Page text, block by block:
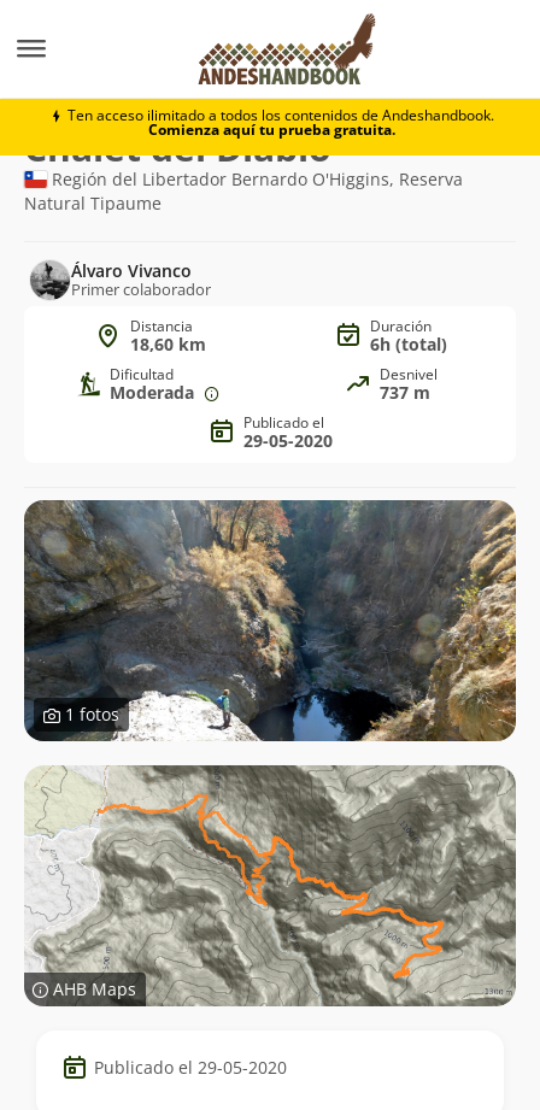
Ten acceso ilimitado a todos los contenidos de Andeshandbook.
Comienza aquí tu prueba gratuita.
Chalet del Diablo
Ruta
de
trekking
Chalet del Diablo
Región del Libertador Bernardo O'Higgins, Reserva
Natural Tipaume
Álvaro Vivanco
Primer colaborador
Distancia
18,60 km
Duración
6h (total)
Dificultad
Moderada
Desnivel
737 m
Publicado el
29-05-2020
1 fotos
AHB Maps
Datos
del Publicado el 29-05-2020